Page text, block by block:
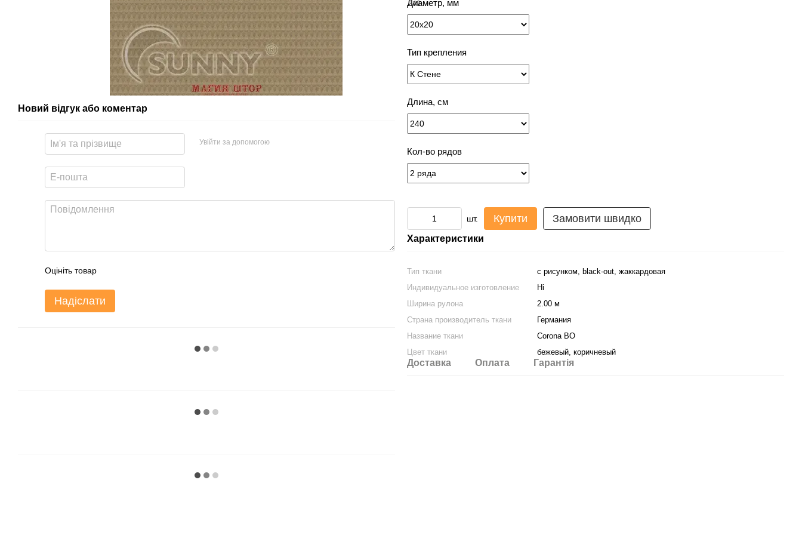
Новий відгук або коментар
Увійти за допомогою
Оцініть товар
Надіслати
Диаметр, мм
Тип крепления
Длина, см
Кол-во рядов
шт. Купити Замовити швидко
Характеристики
Тип ткани
с рисунком, black-out, жаккардовая
Индивидуальное изготовление
Ні
Ширина рулона
2.00 м
Страна производитель ткани
Германия
Название ткани
Corona BO
Цвет ткани
бежевый, коричневый
Доставка Оплата Гарантія